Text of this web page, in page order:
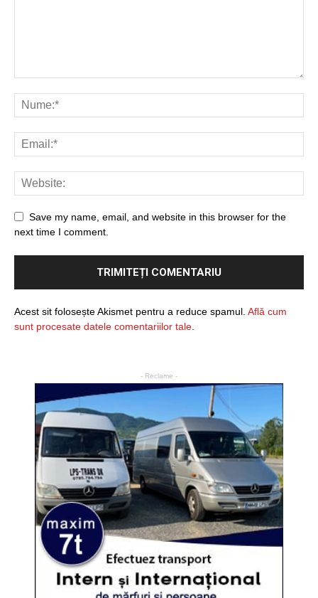
Save my name, email, and website in this browser for the
next time I comment.
Acest sit folosește Akismet pentru a reduce spamul. Află cum
sunt procesate datele comentariilor tale
- Reclame -